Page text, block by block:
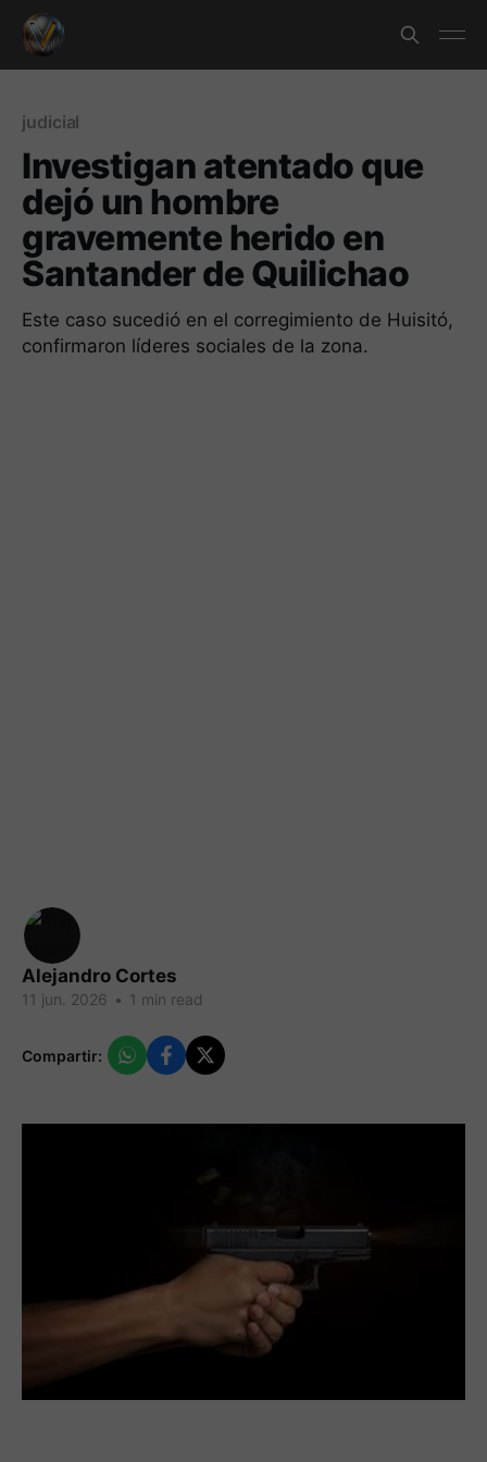
judicial
Investigan atentado que
dejó un hombre
gravemente herido en
Santander de Quilichao
Este caso sucedió en el corregimiento de Huisitó,
confirmaron líderes sociales de la zona.
Alejandro Cortes
11 jun. 2026 • 1 min read
Compartir: